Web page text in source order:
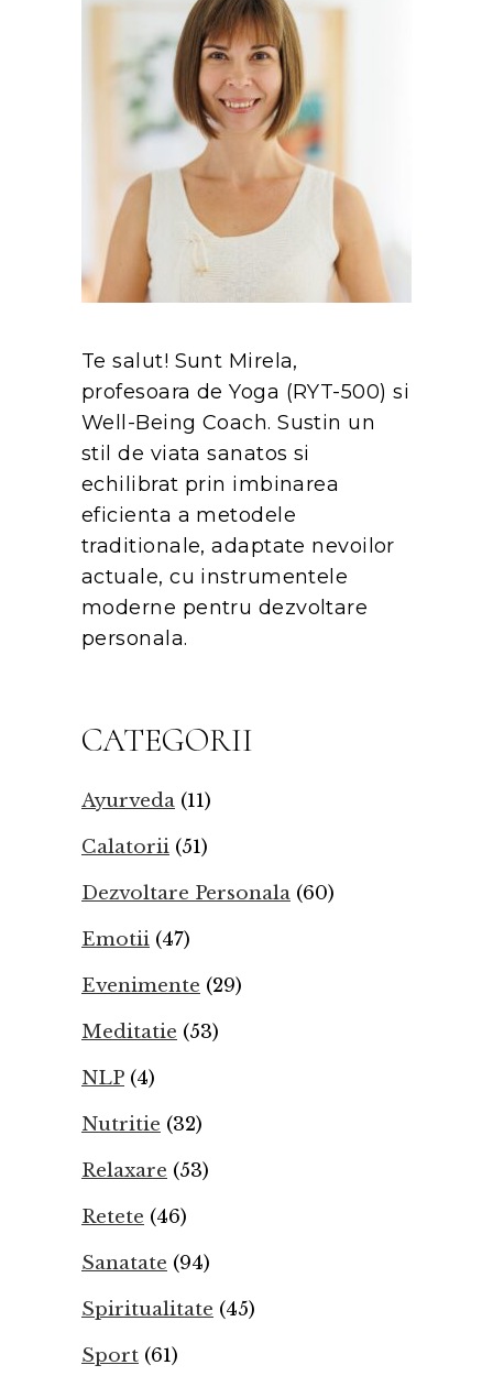
Te salut! Sunt Mirela,
profesoara de Yoga (RYT-500) si
Well-Being Coach. Sustin un
stil de viata sanatos si
echilibrat prin imbinarea
eficienta a metodele
traditionale, adaptate nevoilor
actuale, cu instrumentele
moderne pentru dezvoltare
personala.
CATEGORII
Ayurveda (11)
Calatorii (51)
Dezvoltare Personala (60)
Emotii (47)
Evenimente (29)
Meditatie (53)
NLP (4)
Nutritie (32)
Relaxare (53)
Retete (46)
Sanatate (94)
Spiritualitate (45)
Sport (61)